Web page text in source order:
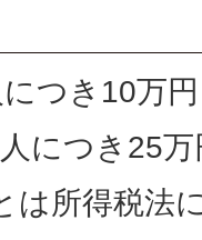
つき10万
につき25万
は所得税法